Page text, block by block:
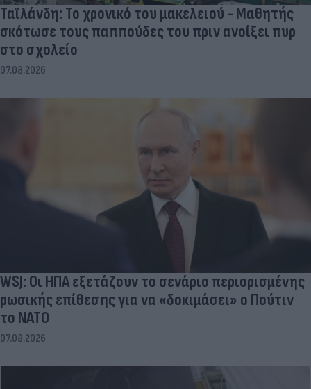
Ταϊλάνδη: Το χρονικό του μακελειού - Μαθητής
σκότωσε τους παππούδες του πριν ανοίξει πυρ
στο σχολείο
07.08.2026
WSJ: Οι ΗΠΑ εξετάζουν το σενάριο περιορισμένης
ρωσικής επίθεσης για να «δοκιμάσει» ο Πούτιν
το ΝΑΤΟ
07.08.2026